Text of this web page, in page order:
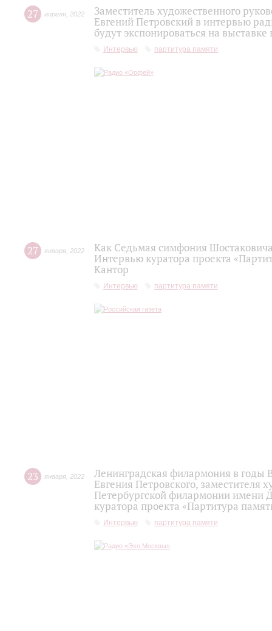
27 апреля 2022
Заместитель художественного
Евгений Петровский в интервью
будут экспонироваться на
Интервью партитура памяти
27 января 2022
Как Седьмая симфония
Интервью куратора проекта
Кантор
Интервью партитура памяти
23 января 2022
Ленинградская филармония в годы
Евгения Петровского, заместителя
Петербургской филармонии имени
куратора проекта «Партитура
Интервью партитура памяти